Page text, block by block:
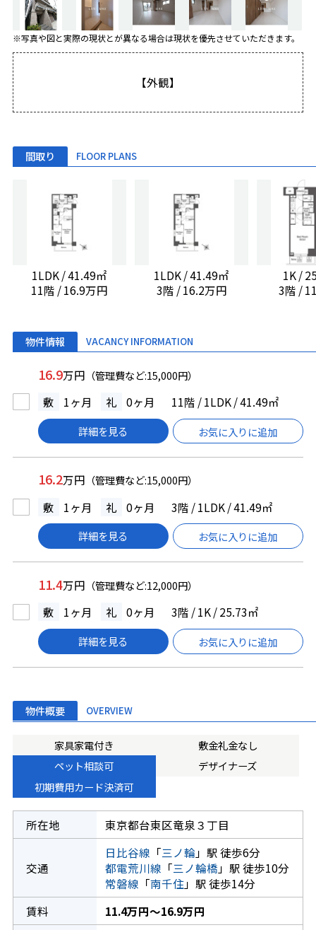
※写真や図と実際の現状とが異なる場合は現状を優先させていただきます。
【外観】
間取り FLOOR PLANS
1LDK / 41.49㎡
11階 / 16.9万円
1LDK / 41.49㎡
3階 / 16.2万円
1K /
3階 /
物件情報 VACANCY INFORMATION
16.9万円 （管理費など:15,000円）
敷 1ヶ月 礼 0ヶ月 11階 / 1LDK / 41.49㎡
詳細を見る お気に入りに追加
16.2万円 （管理費など:15,000円）
敷 1ヶ月 礼 0ヶ月 3階 / 1LDK / 41.49㎡
詳細を見る お気に入りに追加
11.4万円 （管理費など:12,000円）
敷 1ヶ月 礼 0ヶ月 3階 / 1K / 25.73㎡
詳細を見る お気に入りに追加
物件概要 OVERVIEW
家具家電付き
敷金礼金なし
ペット相談可
デザイナーズ
初期費用カード決済可
所在地 東京都台東区竜泉３丁目
交通
日比谷線 「三ノ輪 」駅 徒歩6分
都電荒川線 「三ノ輪橋 」駅 徒歩10分
常磐線 「南千住」駅 徒歩14分
賃料
11.4万円～16.9万円